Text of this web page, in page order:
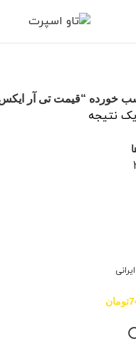
خورده “قیمت تی آر ایکس
نتیجه
تومان